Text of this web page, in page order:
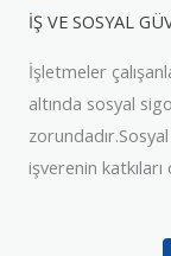
İŞ VE SOSYAL
İşletmeler
altında sosyal
işverenin